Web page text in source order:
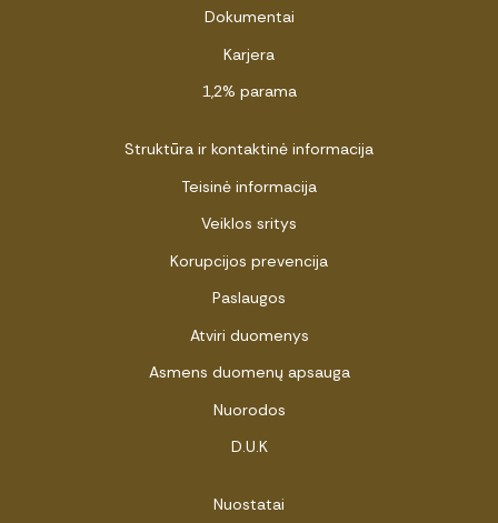
Dokumentai
Karjera
1,2% parama
Struktūra ir kontaktinė informacija
Teisinė informacija
Veiklos sritys
Korupcijos prevencija
Paslaugos
Atviri duomenys
Asmens duomenų apsauga
Nuorodos
D.U.K
Nuostatai